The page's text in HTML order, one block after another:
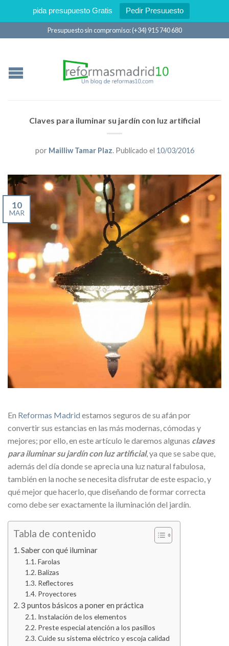
pida presupuesto Gratis Pedir Presuuesto
Presupuesto sin compromiso: (+34) 915 740 680
Claves para iluminar su jardín con luz artificial
por Mailliw Tamar Plaz.Publicado el 10/03/2016
10
MAR
En Reformas Madrid estamos seguros de su afán por
convertir sus estancias en las más modernas, cómodas y
mejores; por ello, en este artículo le daremos algunas claves
para iluminar su jardín con luz artificial, ya que se sabe que,
además del día donde se aprecia una luz natural fabulosa,
también en la noche se necesita disfrutar de este espacio, y
qué mejor que hacerlo, que diseñando de formar correcta
como debe ser exactamente la iluminación del jardín.
Tabla de contenido
Saber con qué iluminar
Farolas
Balizas
Reflectores
Proyectores
3 puntos básicos a poner en práctica
Instalación de los elementos
Preste especial atención a los pasillos
Cuide su sistema eléctrico y escoja calidad